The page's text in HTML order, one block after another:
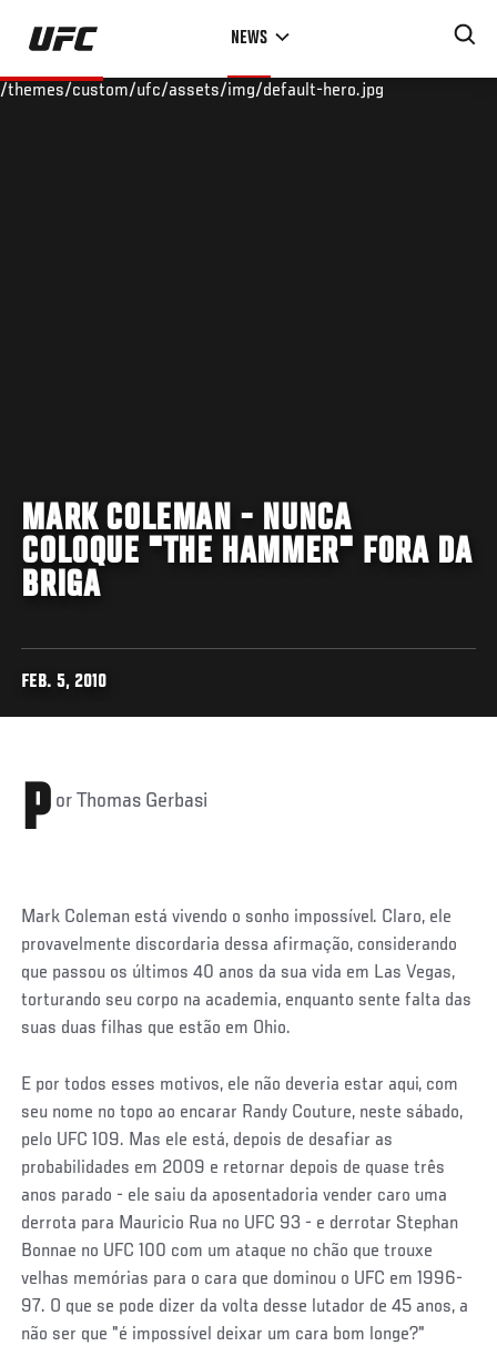
Skip
main
NEWS
/themes/custom/ufc/assets/img/default-hero.jpg
MARK COLEMAN - NUNCA
COLOQUE "THE HAMMER" FORA DA
BRIGA
FEB. 5, 2010
P or Thomas Gerbasi
Mark Coleman está vivendo o sonho impossível. Claro, ele
provavelmente discordaria dessa afirmação, considerando
que passou os últimos 40 anos da sua vida em Las Vegas,
torturando seu corpo na academia, enquanto sente falta das
suas duas filhas que estão em Ohio.
E por todos esses motivos, ele não deveria estar aqui, com
seu nome no topo ao encarar Randy Couture, neste sábado,
pelo UFC 109. Mas ele está, depois de desafiar as
probabilidades em 2009 e retornar depois de quase três
anos parado - ele saiu da aposentadoria vender caro uma
derrota para Mauricio Rua no UFC 93 - e derrotar Stephan
Bonnae no UFC 100 com um ataque no chão que trouxe
velhas memórias para o cara que dominou o UFC em 1996-
97. O que se pode dizer da volta desse lutador de 45 anos, a
não ser que "é impossível deixar um cara bom longe?"